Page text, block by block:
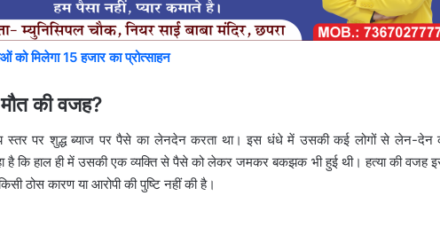
मिलेगा 15 हजार का प्रोत्साहन
की वजह?
स्तर पर शुद्ध ब्याज पर पैसे का लेनदेन करता था। इस धंधे में उसकी कई लोगों से लेन-
है कि हाल ही में उसकी एक व्यक्ति से पैसे को लेकर जमकर बकझक भी हुई थी। हत्या की वजह
ठोस कारण या आरोपी की पुष्टि नहीं की है।